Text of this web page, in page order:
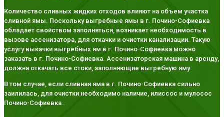
Количество сливных жидких отходов влияют на объем участка
сливной ямы. Поскольку выгребные ямы в г. Почино-Софиевка
обладает свойством заполняться, возникает необходимость в
вызове ассенизатора, для откачки и очистки канализации. Такую
услугу выкачки выгребных ям в г. Почино-Софиевка можно
заказать в г. Почино-Софиевка. Ассенизаторская машина в аренду,
должна откачать все стоки, заполняющие выгребную яму.
В том случае, если сливная яма в г. Почино-Софиевка сильно
заилилась, для очистки необходимо наличие, илиссос и мулосос
Почино-Софиевка .